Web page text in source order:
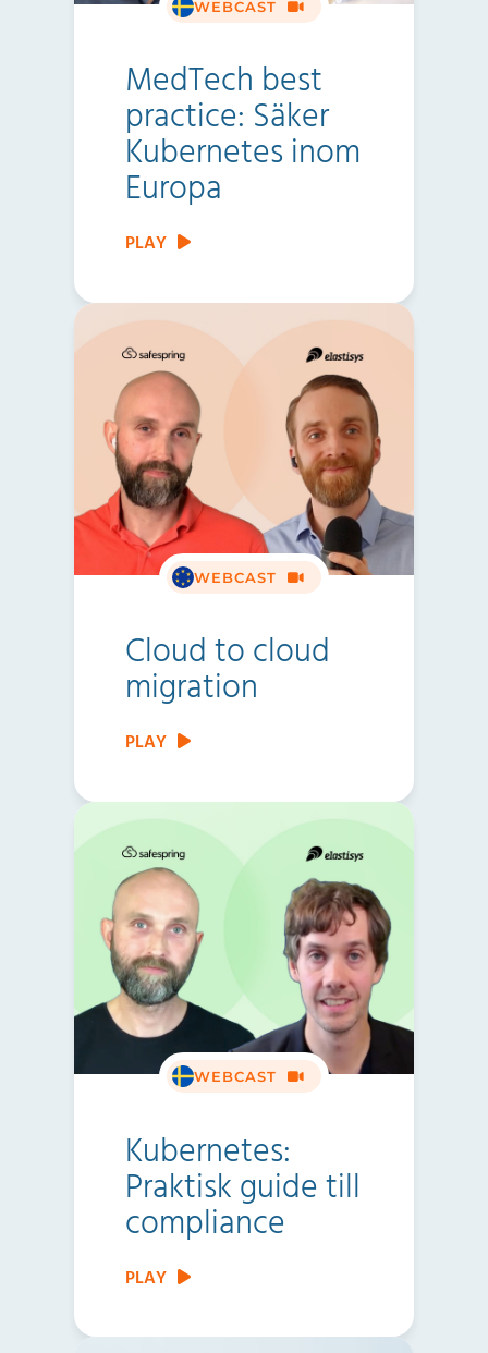
WEBCAST
MedTech best
practice: Säker
Kubernetes inom
Europa
PLAY
WEBCAST
Cloud to cloud
migration
PLAY
WEBCAST
Kubernetes:
Praktisk guide till
compliance
PLAY